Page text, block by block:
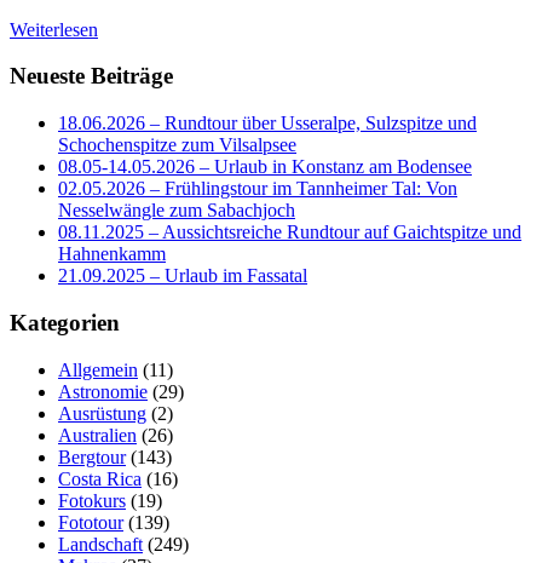
Weiterlesen
Neueste Beiträge
18.06.2026 – Rundtour über Usseralpe, Sulzspitze und
Schochenspitze zum Vilsalpsee
08.05-14.05.2026 – Urlaub in Konstanz am Bodensee
02.05.2026 – Frühlingstour im Tannheimer Tal: Von
Nesselwängle zum Sabachjoch
08.11.2025 – Aussichtsreiche Rundtour auf Gaichtspitze und
Hahnenkamm
21.09.2025 – Urlaub im Fassatal
Kategorien
Allgemein (11)
Astronomie (29)
Ausrüstung (2)
Australien (26)
Bergtour(143)
Costa Rica (16)
Fotokurs (19)
Fototour(139)
Landschaft (249)